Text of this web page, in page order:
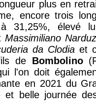
plus en
encore trois
31,25%, élevé
Massimiliano
da Clodiaet
de Bombolino
l'on doit
en 2021 du
belle journée